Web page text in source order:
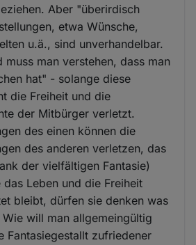
Aber "überirdisch
etwa Wünsche,
u.ä., sind unverhandelbar.
muss man verstehen, dass man
hat" - solange diese
die Freiheit und die
der Mitbürger verletzt.
des einen können die
des anderen verletzen, das
der vielfältigen Fantasie)
Leben und die Freiheit
bleibt, dürfen sie denken was
will man allgemeingültig
Fantasiegestallt zufriedener